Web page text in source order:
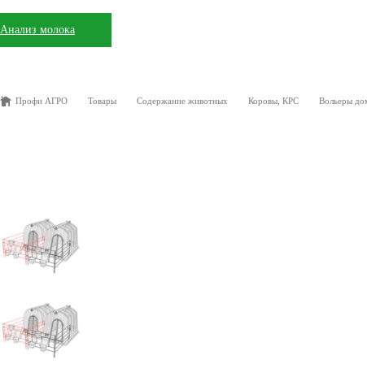
Анализ молока
Профи АГРО Товары Содержание животных Коровы, КРС Вольеры